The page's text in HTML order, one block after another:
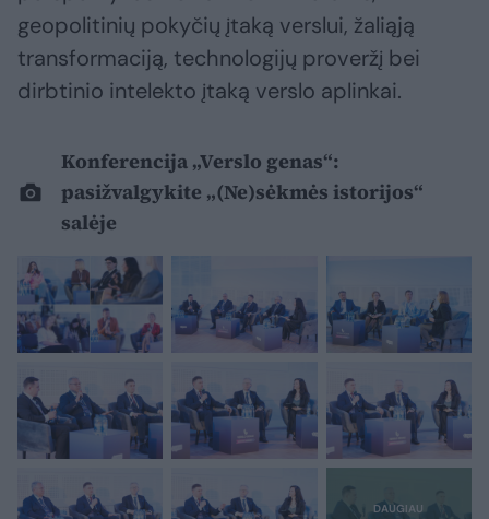
geopolitinių pokyčių įtaką verslui, žaliąją
transformaciją, technologijų proveržį bei
dirbtinio intelekto įtaką verslo aplinkai.
Konferencija „Verslo genas“:
pasižvalgykite „(Ne)sėkmės istorijos“
salėje